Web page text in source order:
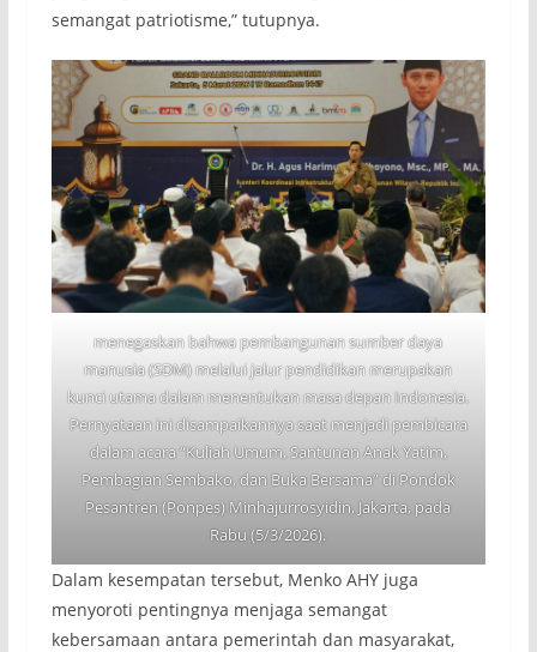
semangat patriotisme,” tutupnya.
menegaskan bahwa pembangunan sumber daya
manusia (SDM) melalui jalur pendidikan merupakan
kunci utama dalam menentukan masa depan Indonesia.
Pernyataan ini disampaikannya saat menjadi pembicara
dalam acara “Kuliah Umum, Santunan Anak Yatim,
Pembagian Sembako, dan Buka Bersama” di Pondok
Pesantren (Ponpes) Minhajurrosyidin, Jakarta, pada
Rabu (5/3/2026).
Dalam kesempatan tersebut, Menko AHY juga
menyoroti pentingnya menjaga semangat
kebersamaan antara pemerintah dan masyarakat,